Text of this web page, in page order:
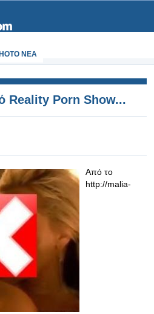
NEA
Reality Porn Show...
Από το
http://malia-